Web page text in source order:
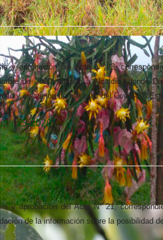
y aprobación del Acta N° 23,
de 2020, dirigido a Alcaldía, donde
y ejecución de medidas del Covid-19.
25-2020
y aprobación del Acta N° 21,
de la información sobre la posibilidad